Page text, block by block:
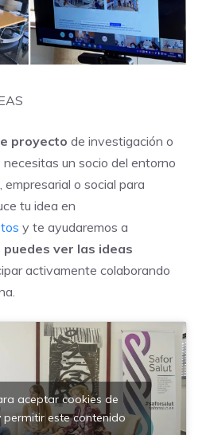
proyecto de investigación o
un socio del entorno
o social para
tu idea en
y te ayudaremos a
puedes ver las ideas
activamente colaborando
aceptar cookies de
este contenido